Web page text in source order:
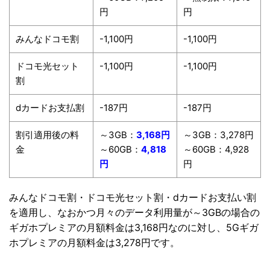
円
円
みんなドコモ割 -1,100円 -1,100円
ドコモ光セット
割
-1,100円 -1,100円
dカードお支払割 -187円 -187円
割引適用後の料
金
～3GB： 3,168円
～60GB： 4,818
円
～3GB：3,278円
～60GB：4,928
円
みんなドコモ割・ドコモ光セット割・dカードお支払い割
を適用し、なおかつ月々のデータ利用量が～3GBの場合の
ギガホプレミアの月額料金は3,168円なのに対し、5Gギガ
ホプレミアの月額料金は3,278円です。